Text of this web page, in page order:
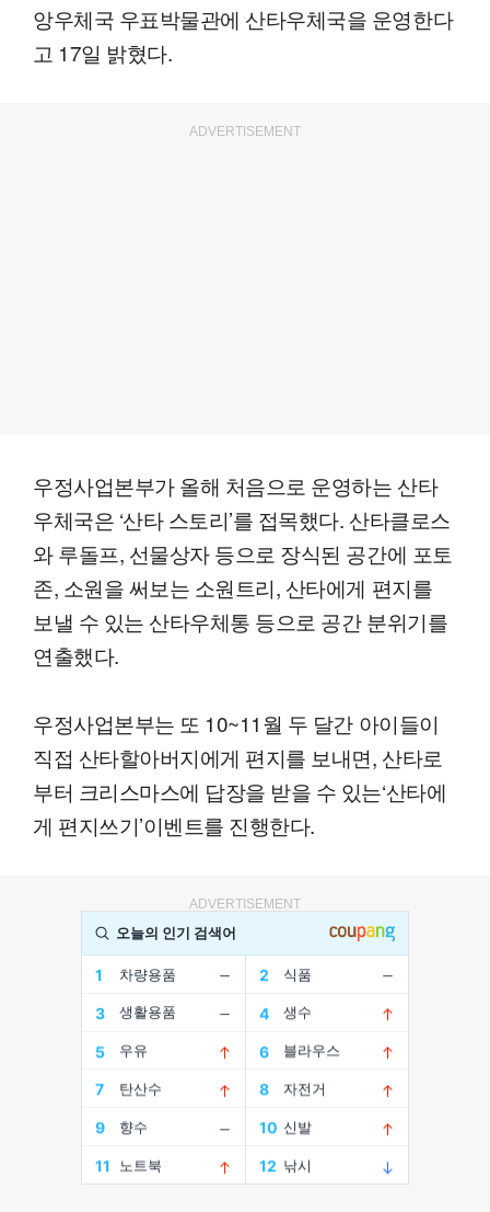
앙우체국 우표박물관에 산타우체국을 운영한다
고 17일 밝혔다.
ADVERTISEMENT
우정사업본부가 올해 처음으로 운영하는 산타
우체국은 ‘산타 스토리’를 접목했다. 산타클로스
와 루돌프, 선물상자 등으로 장식된 공간에 포토
존, 소원을 써보는 소원트리, 산타에게 편지를
보낼 수 있는 산타우체통 등으로 공간 분위기를
연출했다.
우정사업본부는 또 10~11월 두 달간 아이들이
직접 산타할아버지에게 편지를 보내면, 산타로
부터 크리스마스에 답장을 받을 수 있는‘산타에
게 편지쓰기’이벤트를 진행한다.
ADVERTISEMENT